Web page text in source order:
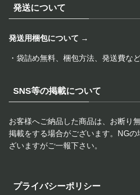
発送について
発送用梱包について →
・袋詰め無料、梱包方法、発送費な
SNS等の掲載について
お客様へご納品した商品は、お断り
掲載をする場合がございます。NG
ざいますがご一報下さい。
プライバシーポリシー